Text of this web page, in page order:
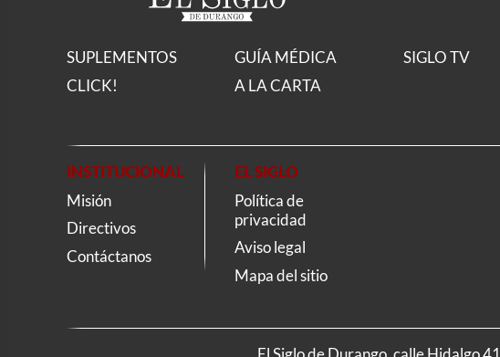
SUPLEMENTOS
CLICK!
GUÍA MÉDICA
A LA CARTA
SIGLO TV
INSTITUCIONAL
Misión
Directivos
Contáctanos
EL SIGLO
Política de
privacidad
Aviso legal
Mapa del sitio